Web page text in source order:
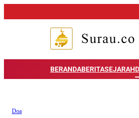
BERANDABERITASEJARAH
Doa